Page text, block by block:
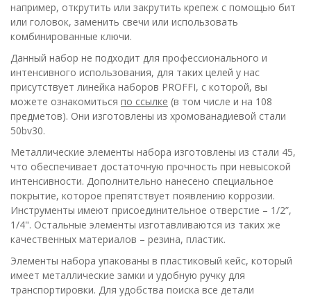
например, открутить или закрутить крепеж с помощью бит
или головок, заменить свечи или использовать
комбинированные ключи.
Данный набор не подходит для профессионального и
интенсивного использования, для таких целей у нас
присутствует линейка наборов PROFFI, с которой, вы
можете ознакомиться по ссылке (в том числе и на 108
предметов). Они изготовлены из хромованадиевой стали
50bv30.
Металлические элементы набора изготовлены из стали 45,
что обеспечивает достаточную прочность при невысокой
интенсивности. Дополнительно нанесено специальное
покрытие, которое препятствует появлению коррозии.
Инструменты имеют присоединительное отверстие – 1/2”,
1/4". Остальные элементы изготавливаются из таких же
качественных материалов – резина, пластик.
Элементы набора упакованы в пластиковый кейс, который
имеет металлические замки и удобную ручку для
транспортировки. Для удобства поиска все детали